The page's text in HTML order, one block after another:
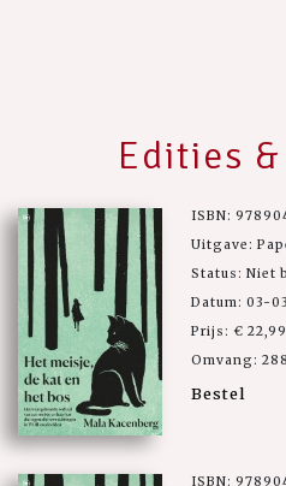
Edities
ISBN:
Uitgave:
Status: Niet
Datum: 03-
Prijs: € 22,99
Omvang:
Bestel
ISBN: